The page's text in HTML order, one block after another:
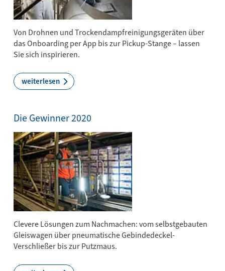
Von Drohnen und Trocken­dampf­reinigungs­geräten über
das Onboarding per App bis zur Pickup-Stange – lassen
Sie sich inspirieren.
weiterlesen
Die Gewinner 2020
Clevere Lösungen zum Nachmachen: vom selbst­gebauten
Gleis­wagen über pneu­matische Gebinde­deckel-
Verschließer bis zur Putz­maus.